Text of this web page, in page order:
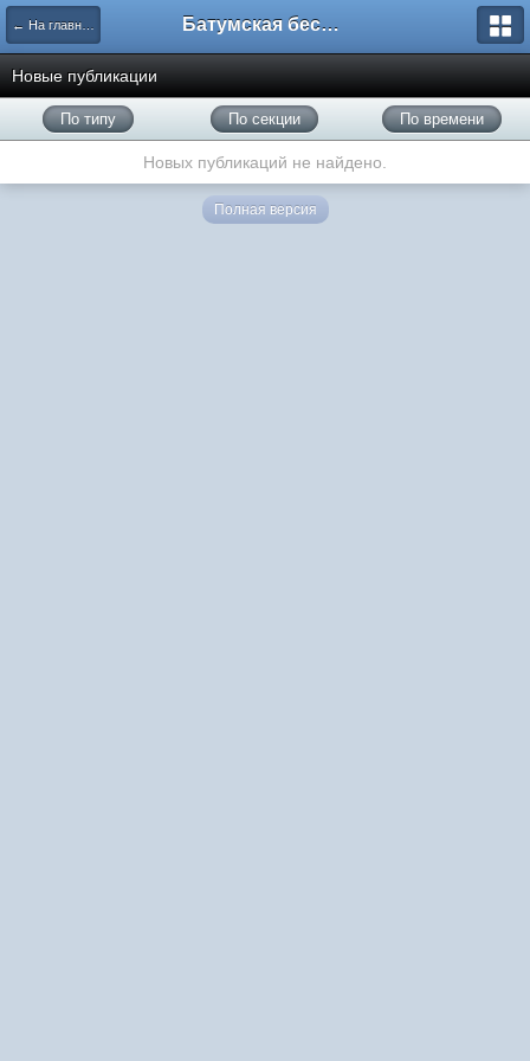
← На главную Батумская беседка
Новые публикации
По типу По секции По времени
Новых публикаций не найдено.
Полная версия